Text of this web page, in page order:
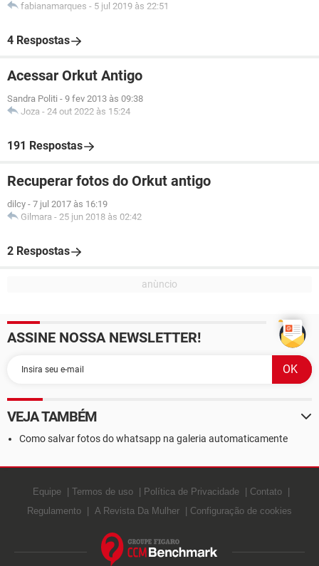
fabianamarques - 5 jul 2019 às 22:51
4 Respostas
Acessar Orkut Antigo
Sandra Politi - 9 fev 2013 às 09:38
Joza - 24 out 2022 às 15:24
191 Respostas
Recuperar fotos do Orkut antigo
dilcy - 7 jul 2017 às 16:19
Gilmara - 25 jun 2018 às 02:42
2 Respostas
ASSINE NOSSA NEWSLETTER!
VEJA TAMBÉM
Como salvar fotos do whatsapp na galeria automaticamente
Equipe Termos de uso Política de Privacidade
Contato
Regulamento
A Revista Da Mulher Configuração de cookies